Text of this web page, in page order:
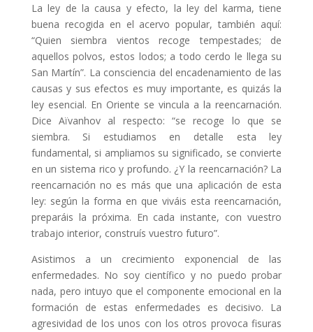
La ley de la causa y efecto, la ley del karma, tiene
buena recogida en el acervo popular, también aquí:
“Quien siembra vientos recoge tempestades; de
aquellos polvos, estos lodos; a todo cerdo le llega su
San Martín”. La consciencia del encadenamiento de las
causas y sus efectos es muy importante, es quizás la
ley esencial. En Oriente se vincula a la reencarnación.
Dice Aïvanhov al respecto: “se recoge lo que se
siembra. Si estudiamos en detalle esta ley
fundamental, si ampliamos su significado, se convierte
en un sistema rico y profundo. ¿Y la reencarnación? La
reencarnación no es más que una aplicación de esta
ley: según la forma en que viváis esta reencarnación,
preparáis la próxima. En cada instante, con vuestro
trabajo interior, construís vuestro futuro”.
Asistimos a un crecimiento exponencial de las
enfermedades. No soy científico y no puedo probar
nada, pero intuyo que el componente emocional en la
formación de estas enfermedades es decisivo. La
agresividad de los unos con los otros provoca fisuras